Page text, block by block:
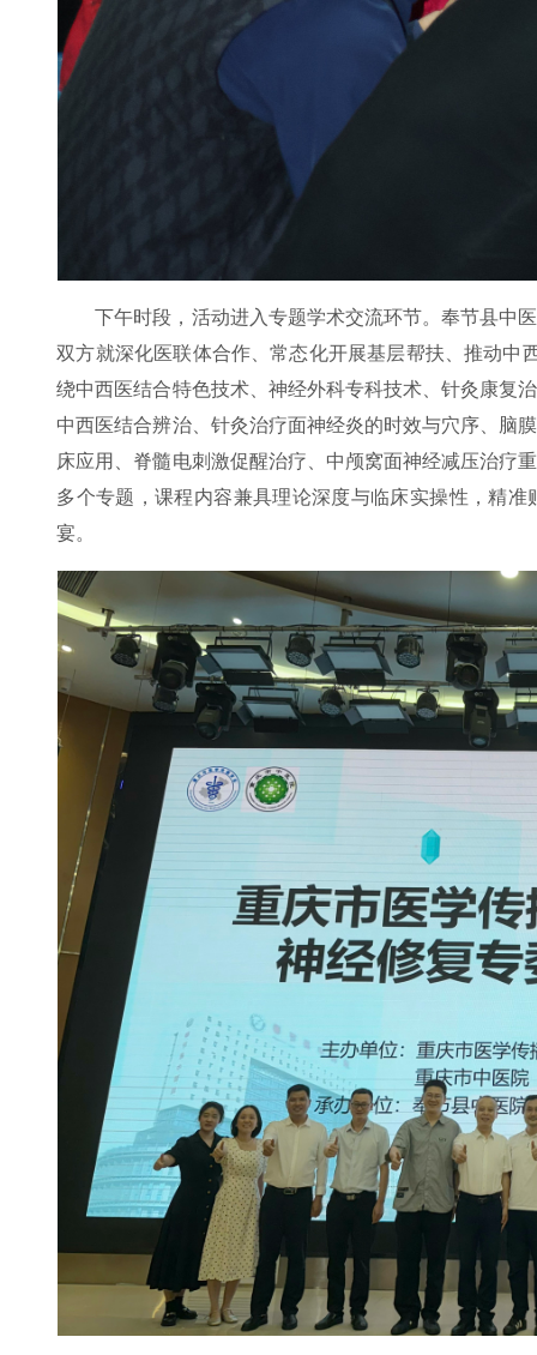
下午时段，活动进入专题学术交流环节。奉节县中
双方就深化医联体合作、常态化开展基层帮扶、推动中
绕中西医结合特色技术、神经外科专科技术、针灸康复
中西医结合辨治、针灸治疗面神经炎的时效与穴序、脑
床应用、脊髓电刺激促醒治疗、中颅窝面神经减压治疗
多个专题，课程内容兼具理论深度与临床实操性，精
宴。